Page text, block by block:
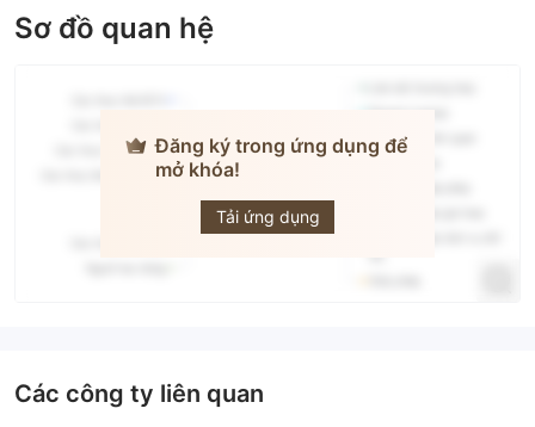
Sơ đồ quan hệ
Đăng ký trong ứng dụng để
mở khóa!
Tải ứng dụng
Global FX
Các công ty liên quan